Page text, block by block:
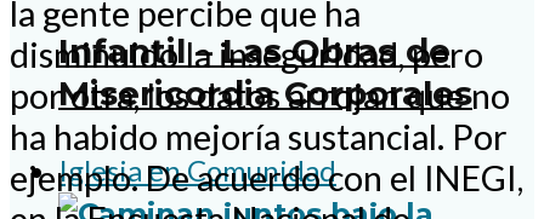
Infantil – Las Obras de
Misericordia Corporales
Iglesia en Comunidad
la gente percibe que ha
disminuido la inseguridad, pero
por otra, los datos arrojan que no
ha habido mejoría sustancial. Por
ejemplo. De acuerdo con el INEGI,